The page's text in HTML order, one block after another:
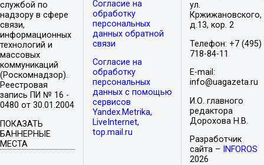
службой по
надзору в сфере
связи,
информационных
технологий и
массовых
коммуникаций
(Роскомнадзор).
Реестровая
запись ПИ № 16 -
0480 от 30.01.2004
ПОКАЗАТЬ
БАННЕРНЫЕ
МЕСТА
Согласие на
обработку
персональных
данных обратной
связи
Согласие на
обработку
персональных
данных с помощью
сервисов
Yandex.Metrika,
LiveInternet,
top.mail.ru
ул.
Кржижановского,
д.13, кор. 2
Телефон: +7 (495)
718-84-11
E-mail:
info@uagazeta.ru
И.О. главного
редактора
Дорохова Н.В.
Разработчик
сайта –
INFOROS
2026